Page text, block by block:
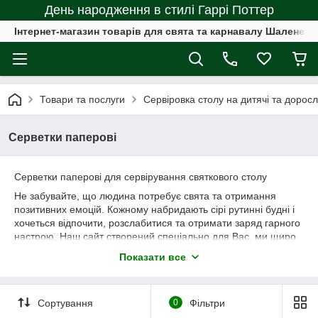
День народження в стилі Гаррі Поттер
Інтернет-магазин товарів для свята та карнавалу Шалене
Товари та послуги Сервіровка столу на дитячі та
Серветки паперові
Серветки паперові для сервірування святкового столу
Не забувайте, що людина потребує свята та отримання
позитивних емоцій. Кожному набридають сірі рутинні будні і
хочеться відпочити, розслабитися та отримати заряд гарного
настрою. Наш сайт створений спеціально для Вас, ми щиро
веселими фарбами. Адже нам так цього не вистачає.
Показати все
Сортування 0 Фільтри